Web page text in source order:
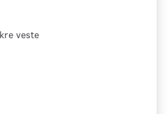
veste